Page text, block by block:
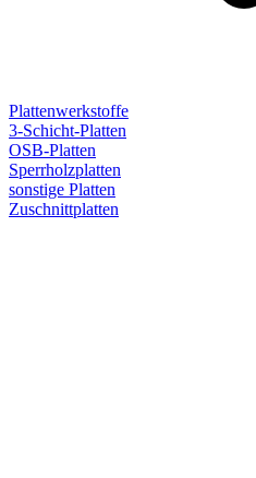
Plattenwerkstoffe
3-Schicht-Platten
OSB-Platten
Sperrholzplatten
sonstige Platten
Zuschnittplatten